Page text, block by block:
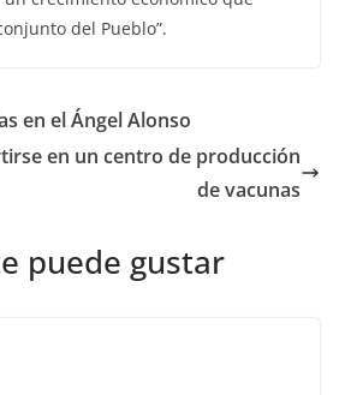
del Pueblo”.
en el Ángel Alonso
en un centro de producción
de vacunas
puede gustar